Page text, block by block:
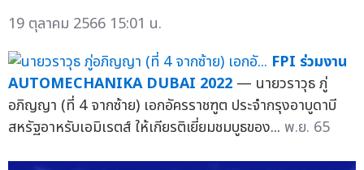
19 ตุลาคม 2566 15:01 น.
FPI ร่วมงาน
AUTOMECHANIKA DUBAI 2022 — นายวราวุธ ภู่
อภิญญา (ที่ 4 จากซ้าย) เอกอัครราชฑูต ประจำกรุงอาบูดาบี
สหรัฐอาหรับเอมิเรตส์ ให้เกียรติเยี่ยมชมบูธของ... พ.ย. 65